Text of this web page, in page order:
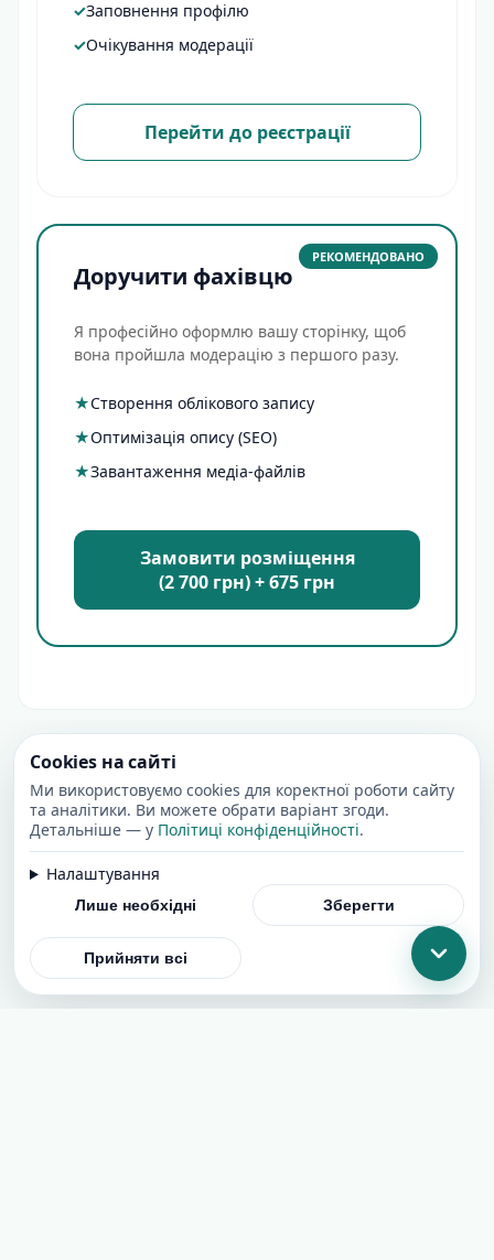
✓Заповнення профілю
✓Очікування модерації
Перейти до реєстрації
РЕКОМЕНДОВАНО
Доручити фахівцю
Я професійно оформлю вашу сторінку, щоб
вона пройшла модерацію з першого разу.
★Створення облікового запису
★Оптимізація опису (SEO)
★Завантаження медіа-файлів
Замовити розміщення
(2 700 грн) + 675 грн
Cookies на сайті
Ми використовуємо cookies для коректної роботи сайту
та аналітики. Ви можете обрати варіант згоди.
Детальніше — у Політиці конфіденційності.
Налаштування
Лише необхідні Зберегти
Прийняти всі